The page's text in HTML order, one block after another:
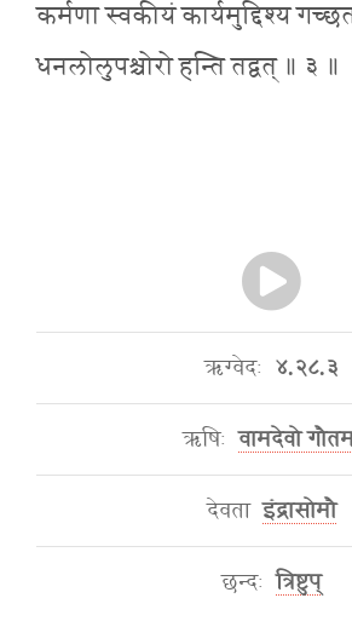
कर्मणा स्वकीयं कार्यमुद्दिश्य
धनलोलुपश्चोरो हन्ति तद्वत् ॥ ३ ॥
ऋग्वेदः ४.२८.३
ऋषिः वामदेवो
देवता इंद्रासोमौ
छन्दः त्रिष्टुप्